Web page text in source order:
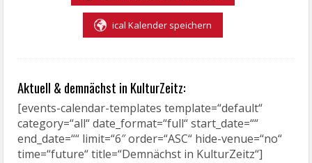
ical Kalender speichern
Aktuell & demnächst in KulturZeitz:
[events-calendar-templates template=“default“
category=“all“ date_format=“full“ start_date=““
end_date=““ limit=“6″ order=“ASC“ hide-venue=“no“
time=“future“ title=“Demnächst in KulturZeitz“]